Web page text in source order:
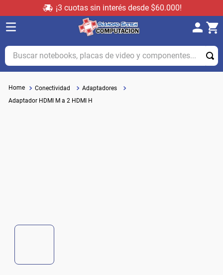
¡3 cuotas sin interés desde $60.000!
Buscar notebooks, placas de video y componentes...
Conectividad
Adaptadores
Adaptador HDMI M a 2 HDMI H